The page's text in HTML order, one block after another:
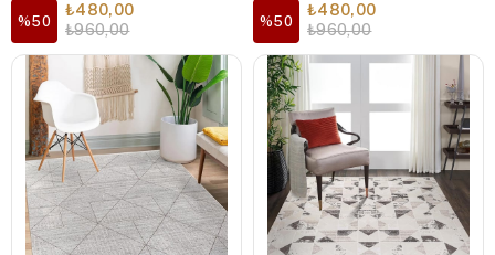
%50
₺480,00
₺960,00
%50
₺480,00
₺960,00